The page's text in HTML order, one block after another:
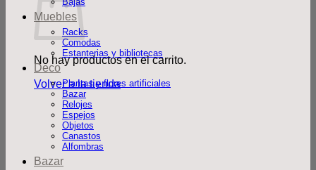
No hay productos en el carrito.
Volver a la tienda
Muebles
Racks
Comodas
Estanterias y bibliotecas
Deco
Plantas y flores artificiales
Bazar
Relojes
Espejos
Objetos
Canastos
Alfombras
Bazar